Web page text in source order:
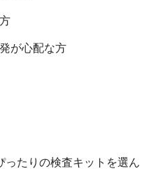
が心配な方
ったりの検査キットを選ん